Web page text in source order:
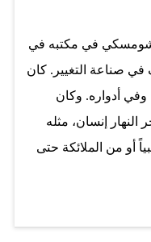
من بعض الدول التي تم
في مكتبه في
صناعة التغيير. كان
أدواره. وكان
إنسان، مثله
أو من الملائكة حتى
مصالح ومخاوف تبدأ من